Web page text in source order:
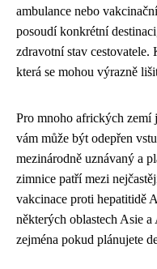
ambulance nebo
posoudí konkrétní
zdravotní stav
která se mohou výrazně
Pro mnoho afrických zemí
vám může být odepřen
mezinárodně uznávaný a
zimnice patří mezi
vakcinace proti hepatitidě
některých oblastech Asie
zejména pokud plánujete